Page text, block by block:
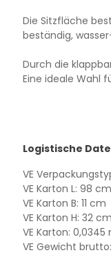
Die Sitzfläche
beständig,
Durch die
Eine ideale Wahl
Logistische
VE
VE Karton L: 98 cm
VE Karton B: 11 cm
VE Karton H: 32 cm
VE Karton: 0,0345
VE Gewicht